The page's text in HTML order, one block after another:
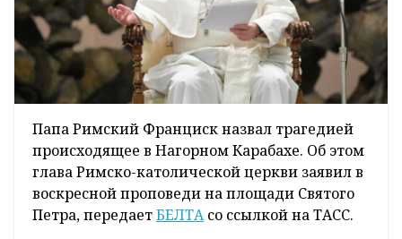
Папа Римский Франциск назвал трагедией
происходящее в Нагорном Карабахе. Об этом
глава Римско-католической церкви заявил в
воскресной проповеди на площади Святого
Петра, передаетБЕЛТАсо ссылкой на ТАСС.